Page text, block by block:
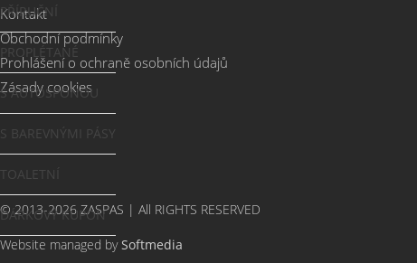
PŘÍRUČNÍ
PROPLÉTANÉ
S AUTOSPONOU
S BAREVNÝMI PÁSY
TOALETNÍ
DÁRKOVÝ KUPÓN
Kontakt
Obchodní podmínky
Prohlášení o ochraně osobních údajů
Zásady cookies
© 2013-2026 ZASPAS | All RIGHTS RESERVED
Website managed bySoftmedia